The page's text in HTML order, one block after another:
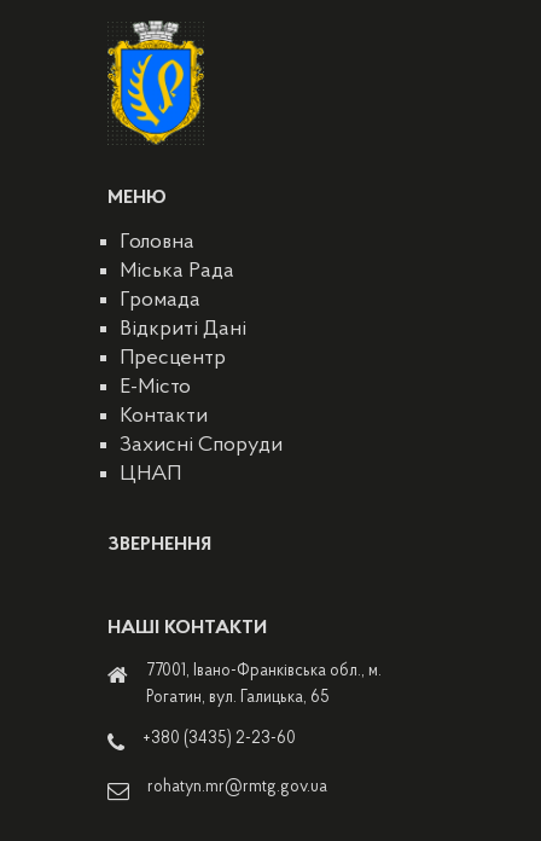
МЕНЮ
Головна
Міська Рада
Громада
Відкриті Дані
Пресцентр
E-Місто
Контакти
Захисні Споруди
ЦНАП
ЗВЕРНЕННЯ
НАШІ КОНТАКТИ
77001, Івано-Франківська обл., м.
Рогатин, вул. Галицька, 65
+380 (3435) 2-23-60
rohatyn.mr@rmtg.gov.ua